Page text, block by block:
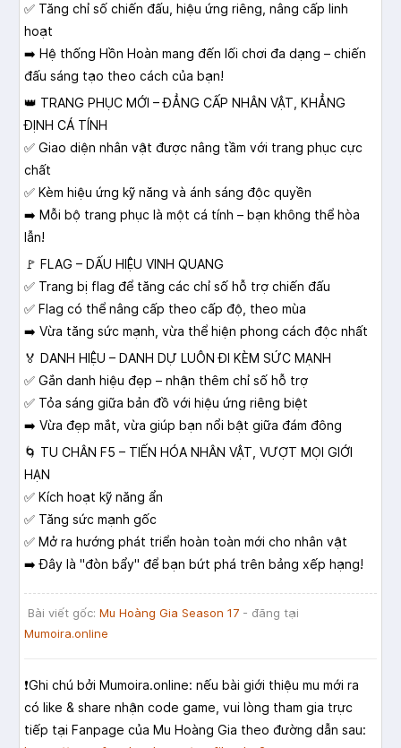
✅ Tăng chỉ số chiến đấu, hiệu ứng riêng, nâng cấp linh
hoạt
➡️ Hệ thống Hồn Hoàn mang đến lối chơi đa dạng – chiến
đấu sáng tạo theo cách của bạn!
👑 TRANG PHỤC MỚI – ĐẲNG CẤP NHÂN VẬT, KHẲNG
ĐỊNH CÁ TÍNH
✅ Giao diện nhân vật được nâng tầm với trang phục cực
chất
✅ Kèm hiệu ứng kỹ năng và ánh sáng độc quyền
➡️ Mỗi bộ trang phục là một cá tính – bạn không thể hòa
lẫn!
🚩 FLAG – DẤU HIỆU VINH QUANG
✅ Trang bị flag để tăng các chỉ số hỗ trợ chiến đấu
✅ Flag có thể nâng cấp theo cấp độ, theo mùa
➡️ Vừa tăng sức mạnh, vừa thể hiện phong cách độc nhất
🏅 DANH HIỆU – DANH DỰ LUÔN ĐI KÈM SỨC MẠNH
✅ Gắn danh hiệu đẹp – nhận thêm chỉ số hỗ trợ
✅ Tỏa sáng giữa bản đồ với hiệu ứng riêng biệt
➡️ Vừa đẹp mắt, vừa giúp bạn nổi bật giữa đám đông
🌀 TU CHÂN F5 – TIẾN HÓA NHÂN VẬT, VƯỢT MỌI GIỚI
HẠN
✅ Kích hoạt kỹ năng ẩn
✅ Tăng sức mạnh gốc
✅ Mở ra hướng phát triển hoàn toàn mới cho nhân vật
➡️ Đây là "đòn bẩy" để bạn bứt phá trên bảng xếp hạng!
Bài viết gốc: Mu Hoàng Gia Season 17 - đăng tại
Mumoira.online
❗️Ghi chú bởi Mumoira.online: nếu bài giới thiệu mu mới ra
có like & share nhận code game, vui lòng tham gia trực
tiếp tại Fanpage của Mu Hoàng Gia theo đường dẫn sau: